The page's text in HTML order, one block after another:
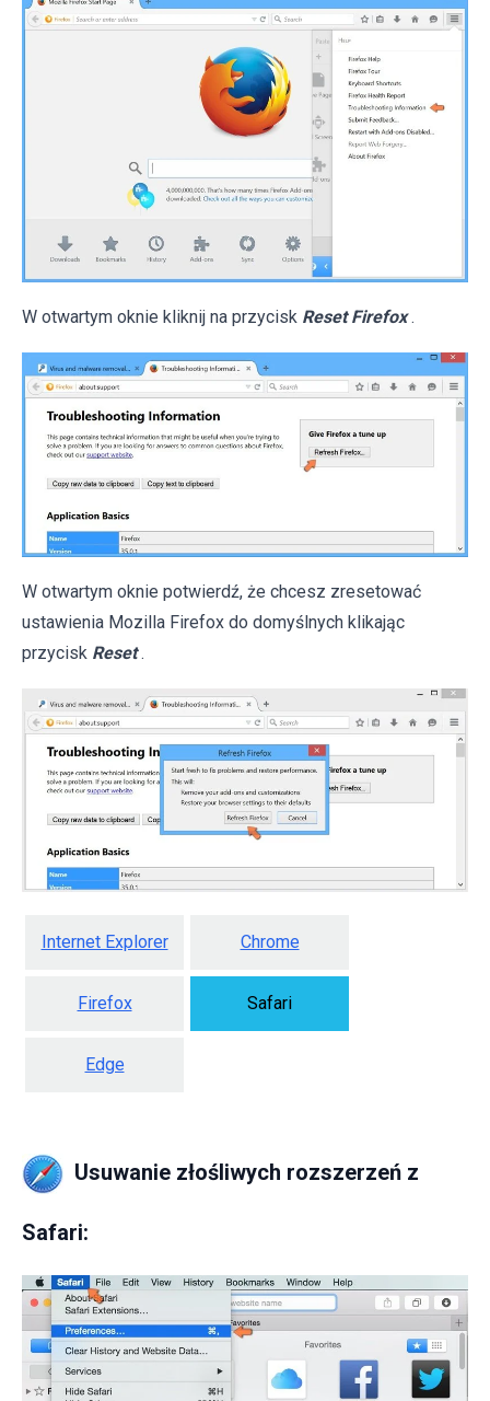
W otwartym oknie kliknij na przycisk Reset Firefox .
W otwartym oknie potwierdź, że chcesz zresetować
ustawienia Mozilla Firefox do domyślnych klikając
przycisk Reset .
Internet Explorer Chrome
Firefox Safari
Edge
Usuwanie złośliwych rozszerzeń z
Safari: